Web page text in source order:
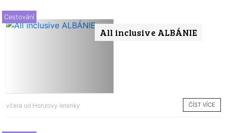
All inclusive ALBÁNIE
Cestování
včera od Honzovy letenky ČÍST VÍCE